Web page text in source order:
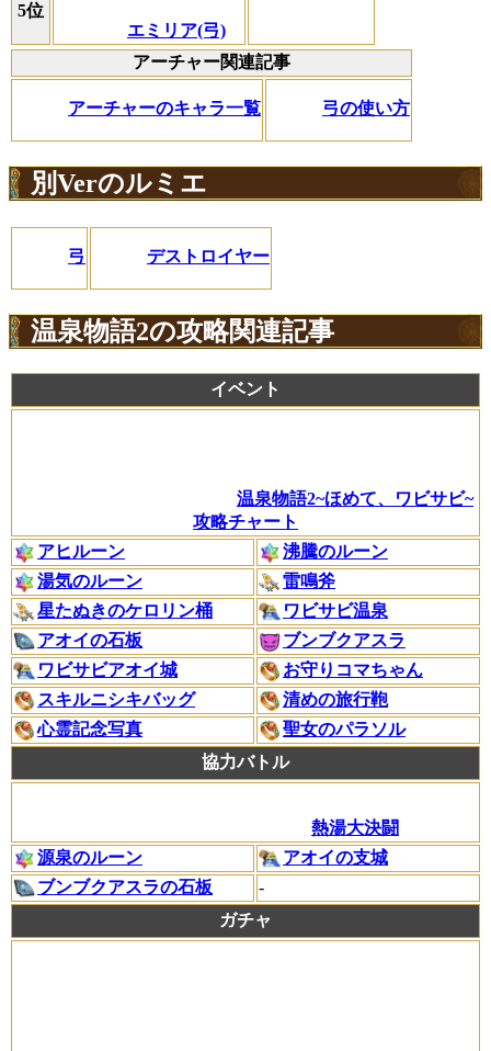
5位
エミリア(弓)
アーチャー関連記事
アーチャーのキャラ一覧 弓の使い方
別Verのルミエ
弓 デストロイヤー
温泉物語2の攻略関連記事
イベント
温泉物語2~ほめて、ワビサビ~
攻略チャート
アヒルーン
沸騰のルーン
湯気のルーン
雷鳴斧
星たぬきのケロリン桶
ワビサビ温泉
アオイの石板
ブンブクアスラ
ワビサビアオイ城
お守りコマちゃん
スキルニシキバッグ
清めの旅行鞄
心霊記念写真
聖女のパラソル
協力バトル
熱湯大決闘
源泉のルーン
アオイの支城
ブンブクアスラの石板
-
ガチャ